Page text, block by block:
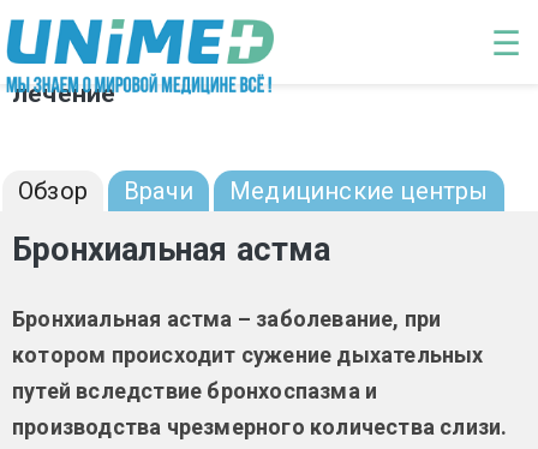
Перейти к основному содержанию
☰
Бронхиальная астма: диагностика и
лечение
Обзор Врачи Медицинские центры
Бронхиальная астма
Бронхиальная астма – заболевание, при
котором происходит сужение дыхательных
путей вследствие бронхоспазма и
производства чрезмерного количества слизи.